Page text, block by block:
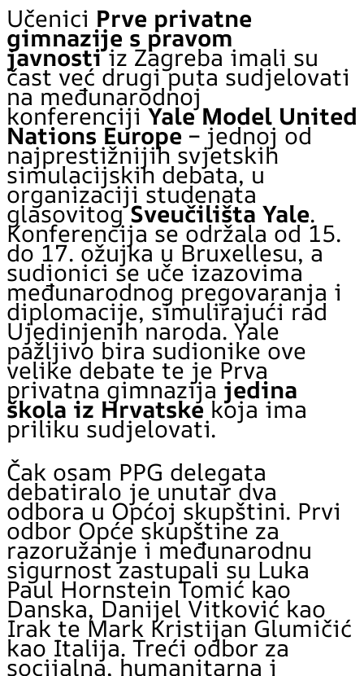
Učenici Prve privatne
gimnazije s pravom
javnostiiz Zagreba imali su
čast već drugi puta sudjelovati
na međunarodnoj
konferencijiYale Model United
Nations Europe– jednoj od
najprestižnijih svjetskih
simulacijskih debata, u
organizaciji studenata
glasovitogSveučilišta Yale.
Konferencija se održala od 15.
do 17. ožujka u Bruxellesu, a
sudionici se uče izazovima
međunarodnog pregovaranja i
diplomacije, simulirajući rad
Ujedinjenih naroda. Yale
pažljivo bira sudionike ove
velike debate te je Prva
privatna gimnazijajedina
škola iz Hrvatskekoja ima
priliku sudjelovati.
Čak osam PPG delegata
debatiralo je unutar dva
odbora u Općoj skupštini. Prvi
odbor Opće skupštine za
razoružanje i međunarodnu
sigurnost zastupali su Luka
Paul Hornstein Tomić kao
Danska, Danijel Vitković kao
Irak te Mark Kristijan Glumičić
kao Italija. Treći odbor za
socijalna, humanitarna i